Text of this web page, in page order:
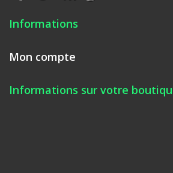
Informations
Mon compte
Informations sur votre